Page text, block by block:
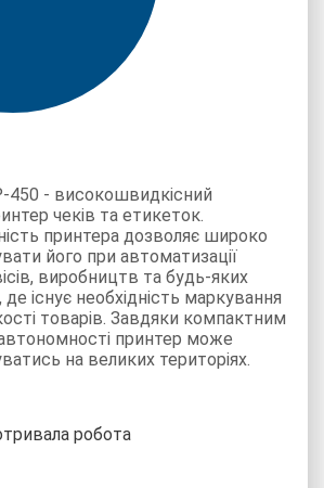
450 - високошвидкісний
чеків та етикеток.
принтера дозволяє широко
його при автоматизації
виробництв та будь-яких
існує необхідність маркування
товарів. Завдяки компактним
принтер може
на великих територіях.
робота